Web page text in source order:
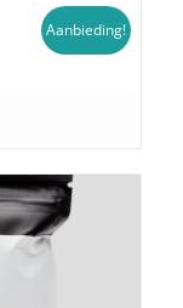
Aanbieding!